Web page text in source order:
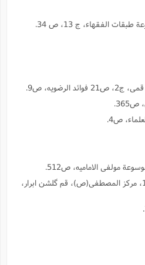
ص9.
. حیاة الشیخ الانصارى، ص161، مرکز المصطفى(ص)، قم گلشن ابرار،